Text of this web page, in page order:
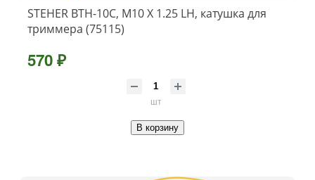
STEHER BTH-10C, М10 Х 1.25 LH, катушка для
триммера (75115)
570 ₽
шт
В корзину